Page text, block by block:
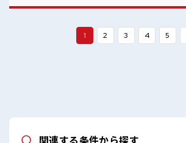
が男女は問いません！ 応募お待ちして
替もしやすい！
1 2 3 4 5
関連する条件から探す